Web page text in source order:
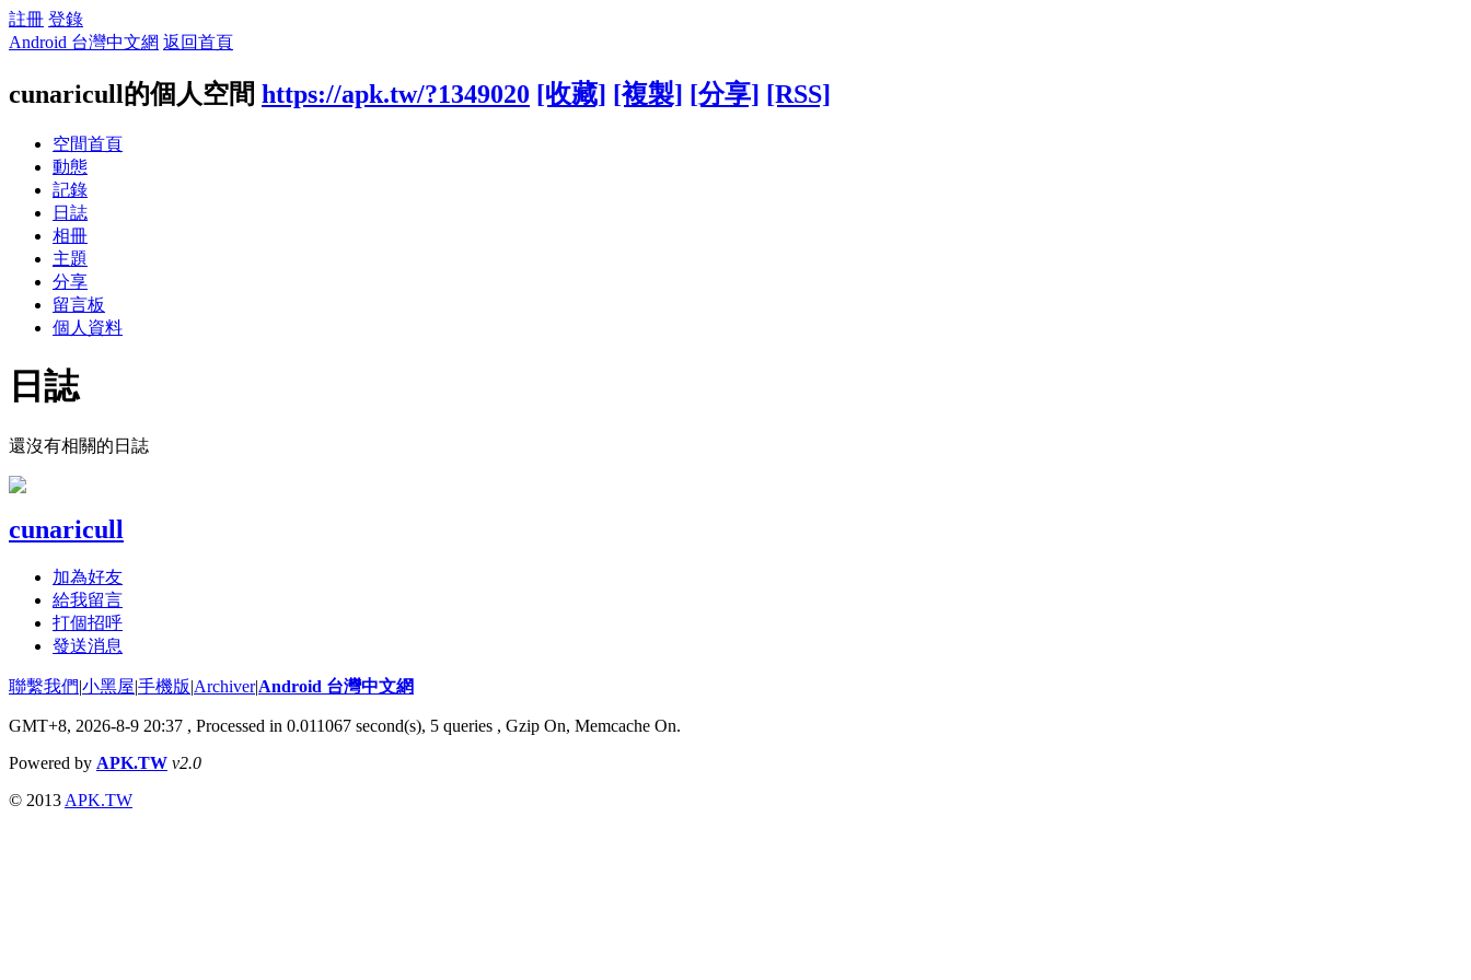
註冊 登錄
Android 台灣中文網 返回首頁
cunaricull的個人空間 https://apk.tw/?1349020 [收藏] [複製] [分享] [RSS]
空間首頁
動態
記錄
日誌
相冊
主題
分享
留言板
個人資料
日誌
還沒有相關的日誌
cunaricull
加為好友
給我留言
打個招呼
發送消息
聯繫我們|小黑屋|手機版|Archiver|Android 台灣中文網
GMT+8, 2026-8-9 20:37 , Processed in 0.011067 second(s), 5 queries , Gzip On, Memcache On.
Powered by APK.TW v2.0
© 2013 APK.TW